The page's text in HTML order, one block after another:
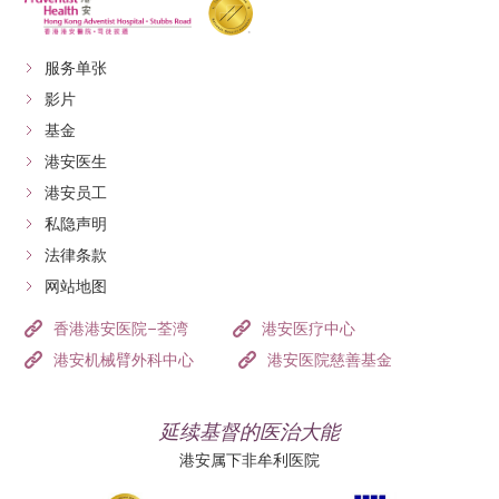
服务单张
影片
基金
港安医生
港安员工
私隐声明
法律条款
网站地图
香港港安医院–荃湾
港安医疗中心
港安机械臂外科中心
港安医院慈善基金
延续基督的医治大能
港安属下非牟利医院